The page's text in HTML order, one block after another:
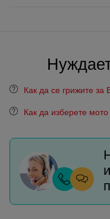
Как да се грижите
Как да изберете